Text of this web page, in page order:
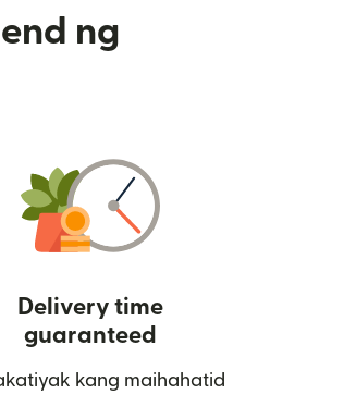
ng
Delivery time
guaranteed
kang maihahatid